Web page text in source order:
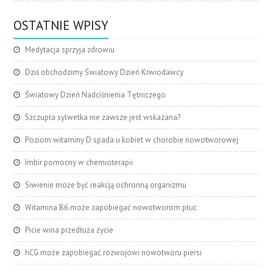
OSTATNIE WPISY
Medytacja sprzyja zdrowiu
Dziś obchodzimy Światowy Dzień Krwiodawcy
Światowy Dzień Nadciśnienia Tętniczego
Szczupła sylwetka nie zawsze jest wskazana?
Poziom witaminy D spada u kobiet w chorobie nowotworowej
Imbir pomocny w chemioterapii
Siwienie może być reakcją ochronną organizmu
Witamina B6 może zapobiegać nowotworom płuc
Picie wina przedłuża życie
hCG może zapobiegać rozwojowi nowotworu piersi